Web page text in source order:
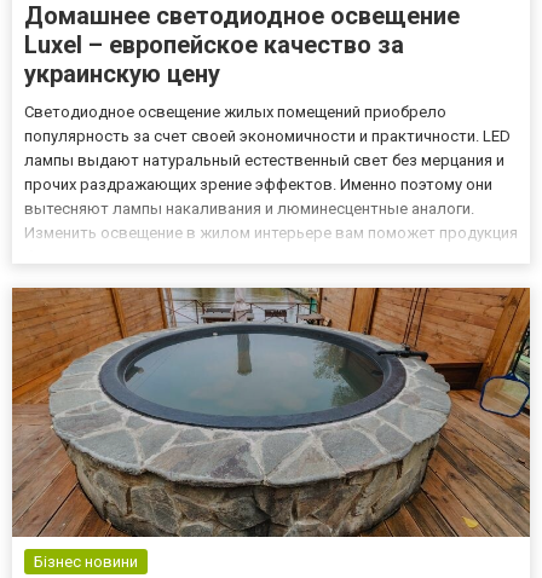
Домашнее светодиодное освещение
Luxel – европейское качество за
украинскую цену
Светодиодное освещение жилых помещений приобрело
популярность за счет своей экономичности и практичности. LED
лампы выдают натуральный естественный свет без мерцания и
прочих раздражающих зрение эффектов. Именно поэтому они
вытесняют лампы накаливания и люминесцентные аналоги.
Изменить освещение в жилом интерьере вам поможет продукция
Предс...
Бізнес новини